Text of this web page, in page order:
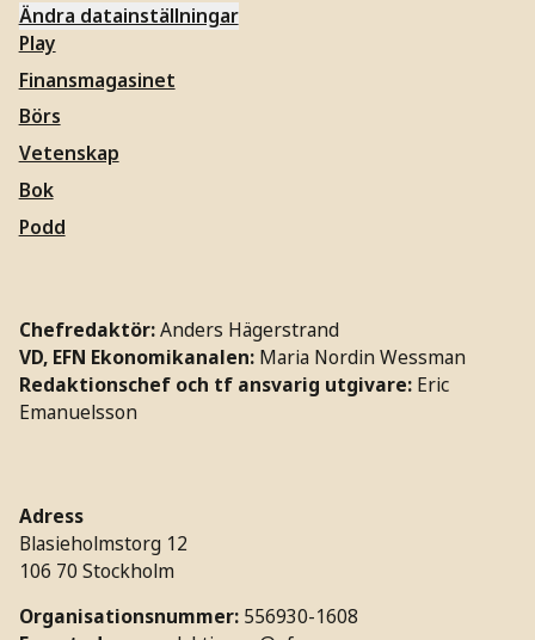
Ändra datainställningar
Play
Finansmagasinet
Börs
Vetenskap
Bok
Podd
Chefredaktör:Anders Hägerstrand
VD, EFN Ekonomikanalen: Maria Nordin Wessman
Redaktionschef och tf ansvarig utgivare: Eric
Emanuelsson
Adress
Blasieholmstorg 12
106 70 Stockholm
Organisationsnummer: 556930-1608